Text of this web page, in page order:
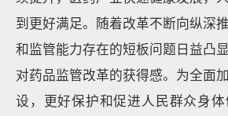
到更好满足。随着改革不断向纵深
和监管能力存在的短板问题日益凸
对药品监管改革的获得感。为全面
设，更好保护和促进人民群众身